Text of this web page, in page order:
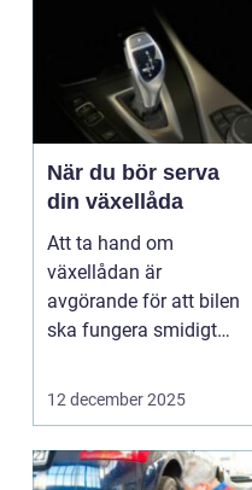
När du bör serva
din växellåda
Att ta hand om
växellådan är
avgörande för att bilen
ska fungera smidigt
12 december 2025